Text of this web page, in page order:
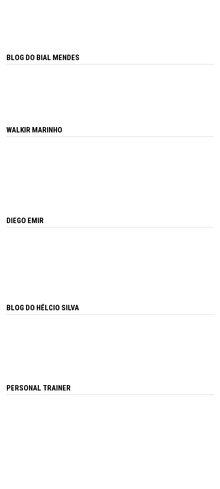
BLOG DO BIAL MENDES
WALKIR MARINHO
DIEGO EMIR
BLOG DO HÉLCIO SILVA
PERSONAL TRAINER